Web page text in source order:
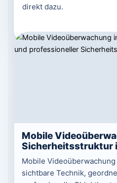
direkt dazu.
Mobile
Sicherheitsstruktur
Mobile
sichtbare Technik,